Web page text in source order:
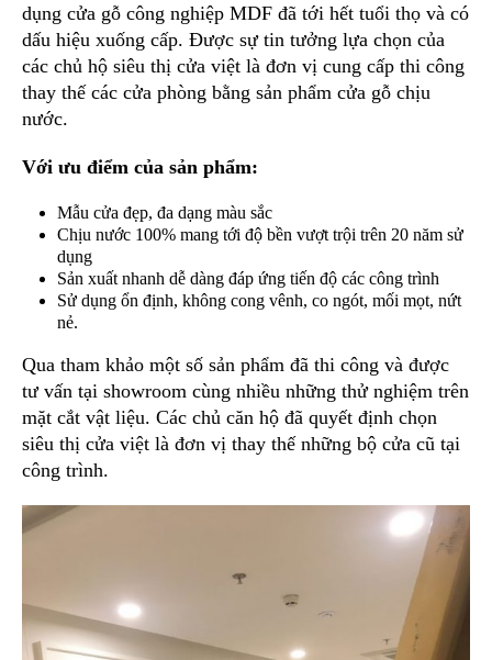
dụng cửa gỗ công nghiệp MDF đã tới hết tuổi thọ và có
dấu hiệu xuống cấp. Được sự tin tưởng lựa chọn của
các chủ hộ siêu thị cửa việt là đơn vị cung cấp thi công
thay thế các cửa phòng bằng sản phẩm cửa gỗ chịu
nước.
Với ưu điểm của sản phẩm:
Mẫu cửa đẹp, đa dạng màu sắc
Chịu nước 100% mang tới độ bền vượt trội trên 20 năm sử
dụng
Sản xuất nhanh dễ dàng đáp ứng tiến độ các công trình
Sử dụng ổn định, không cong vênh, co ngót, mối mọt, nứt
nẻ.
Qua tham khảo một số sản phẩm đã thi công và được
tư vấn tại showroom cùng nhiều những thử nghiệm trên
mặt cắt vật liệu. Các chủ căn hộ đã quyết định chọn
siêu thị cửa việt là đơn vị thay thế những bộ cửa cũ tại
công trình.